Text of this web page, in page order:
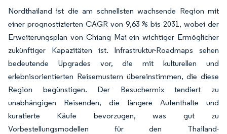
Nordthailand ist die am schnellsten wachsende Region mit
einer prognostizierten CAGR von 9,63 % bis 2031, wobei der
Erweiterungsplan von Chiang Mai ein wichtiger Ermöglicher
zukünftiger Kapazitäten ist. Infrastruktur-Roadmaps sehen
bedeutende Upgrades vor, die mit kulturellen und
erlebnisorientierten Reisemustern übereinstimmen, die diese
Region begünstigen. Der Besuchermix tendiert zu
unabhängigen Reisenden, die längere Aufenthalte und
kuratierte Käufe bevorzugen, was gut zu
Vorbestellungsmodellen für den Thailand-